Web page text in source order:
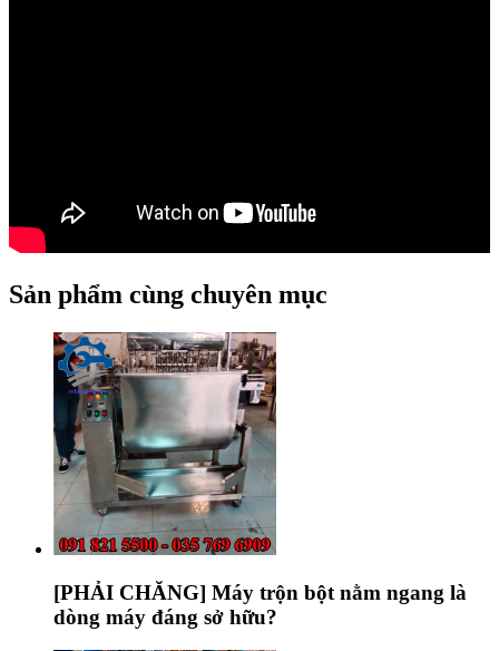
Sản phẩm cùng chuyên mục
[PHẢI CHĂNG] Máy trộn bột nằm ngang là
dòng máy đáng sở hữu?